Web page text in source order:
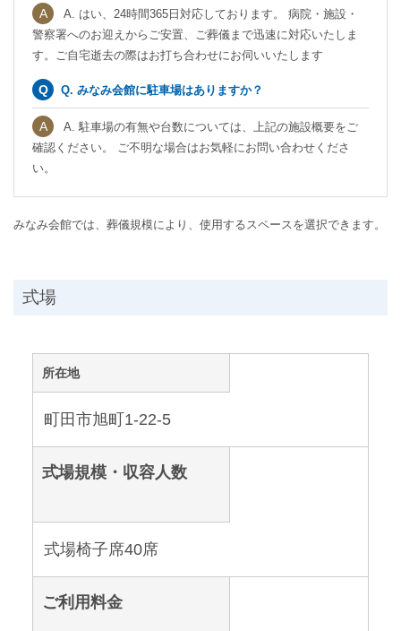
A. はい、24時間365日対応しております。 病院・施設・
警察署へのお迎えからご安置、ご葬儀まで迅速に対応いたしま
す。ご自宅逝去の際はお打ち合わせにお伺いいたします
Q. みなみ会館に駐車場はありますか？
A. 駐車場の有無や台数については、上記の施設概要をご
確認ください。 ご不明な場合はお気軽にお問い合わせくださ
い。
みなみ会館では、葬儀規模により、使用するスペースを選択できます。
式場
所在地
町田市旭町1-22-5
式場規模・収容人数
式場椅子席40席
ご利用料金